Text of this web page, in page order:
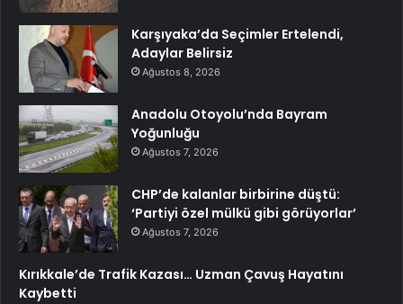
Karşıyaka’da Seçimler Ertelendi,
Adaylar Belirsiz
Ağustos 8, 2026
Anadolu Otoyolu’nda Bayram
Yoğunluğu
Ağustos 7, 2026
CHP’de kalanlar birbirine düştü:
‘Partiyi özel mülkü gibi görüyorlar’
Ağustos 7, 2026
Kırıkkale’de Trafik Kazası… Uzman Çavuş Hayatını
Kaybetti